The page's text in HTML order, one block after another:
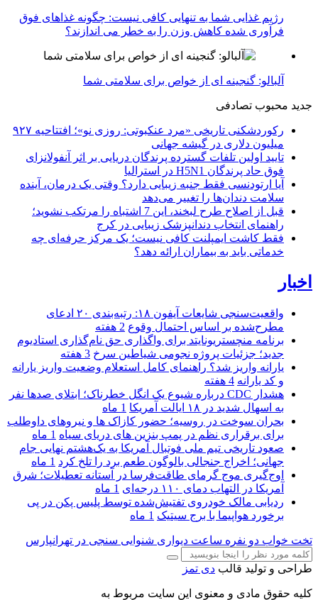
رژیم غذایی شما به تنهایی کافی نیست: چگونه غذاهای فوق
فرآوری شده کاهش وزن را به خطر می اندازند؟
آلبالو: گنجینه ای از خواص برای سلامتی شما
جدید محبوب تصادفی
رکوردشکنی تاریخی «مرد عنکبوتی: روزی نو»؛ افتتاحیه ۹۲۷
میلیون دلاری در گیشه جهانی
تایید اولین تلفات گسترده پرندگان دریایی بر اثر آنفولانزای
فوق حاد پرندگان H5N1 در استرالیا
آیا ارتودنسی فقط جنبه زیبایی دارد؟ وقتی یک درمان، آینده
سلامت دندان‌ها را تغییر می‌دهد
قبل از اصلاح طرح لبخند، این 7 اشتباه را مرتکب نشوید؛
راهنمای انتخاب دندانپزشک زیبایی در کرج
فقط کاشت ایمپلنت کافی نیست؛ یک مرکز حرفه‌ای چه
خدماتی باید به بیماران ارائه دهد؟
اخبار
واقعیت‌سنجی شایعات آیفون ۱۸: رتبه‌بندی ۲۰ ادعای
مطرح‌شده بر اساس احتمال وقوع 2 هفته
برنامه منچستریونایتد برای واگذاری حق نام‌گذاری استادیوم
جدید؛ جزئیات پروژه نجومی شیاطین سرخ 3 هفته
یارانه واریز شد؟ راهنمای کامل استعلام وضعیت واریز یارانه
و کد یارانه 4 هفته
هشدار CDC درباره شیوع یک انگل خطرناک؛ ابتلای صدها نفر
به اسهال شدید در ۱۸ ایالت آمریکا
1 ماه
بحران سوخت در روسیه؛ حضور کازاک‌ ها و نیروهای داوطلب
برای برقراری نظم در پمپ بنزین‌ های دریای سیاه 1 ماه
صعود تاریخی تیم ملی فوتبال آمریکا به یک‌هشتم نهایی جام
جهانی؛ اخراج جنجالی بالوگون طعم برد را تلخ کرد 1 ماه
اوج‌گیری موج گرمای طاقت‌فرسا در آستانه تعطیلات؛ شرق
آمریکا در التهاب دمای ۱۱۰ درجه‌ای
1 ماه
ردیابی مالک خودروی تفتیش‌شده توسط پلیس پکن در پی
برخورد هواپیما با برج سیتیک 1 ماه
تخت خواب دو نفره ساعت دیواری شنوایی سنجی در تهرانپارس
طراحی و تولید قالب دی تمز
کلیه حقوق مادی و معنوی این سایت مربوط به